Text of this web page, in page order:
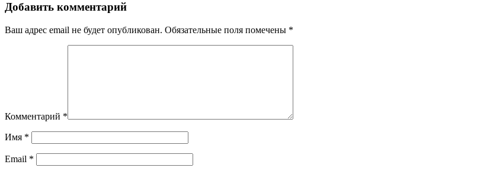
Добавить комментарий
Ваш адрес email не будет опубликован. Обязательные поля помечены *
Комментарий *
Имя *
Email *